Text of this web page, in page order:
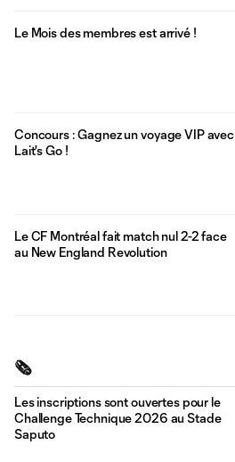
Le Mois des membres est arrivé !
Concours : Gagnez un voyage VIP avec
Lait's Go !
Le CF Montréal fait match nul 2-2 face
au New England Revolution
🗞️
Les inscriptions sont ouvertes pour le
Challenge Technique 2026 au Stade
Saputo